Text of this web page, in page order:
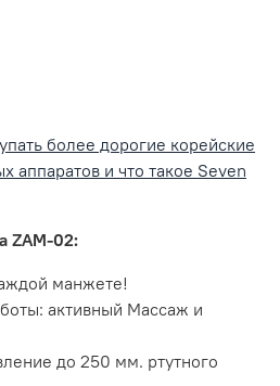
более дорогие корейские
и что такое Seven
ZAM-02:
манжете!
активный Массаж и
до 250 мм. ртутного